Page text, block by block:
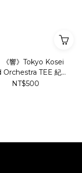
TEE 紀念
款
NT$500